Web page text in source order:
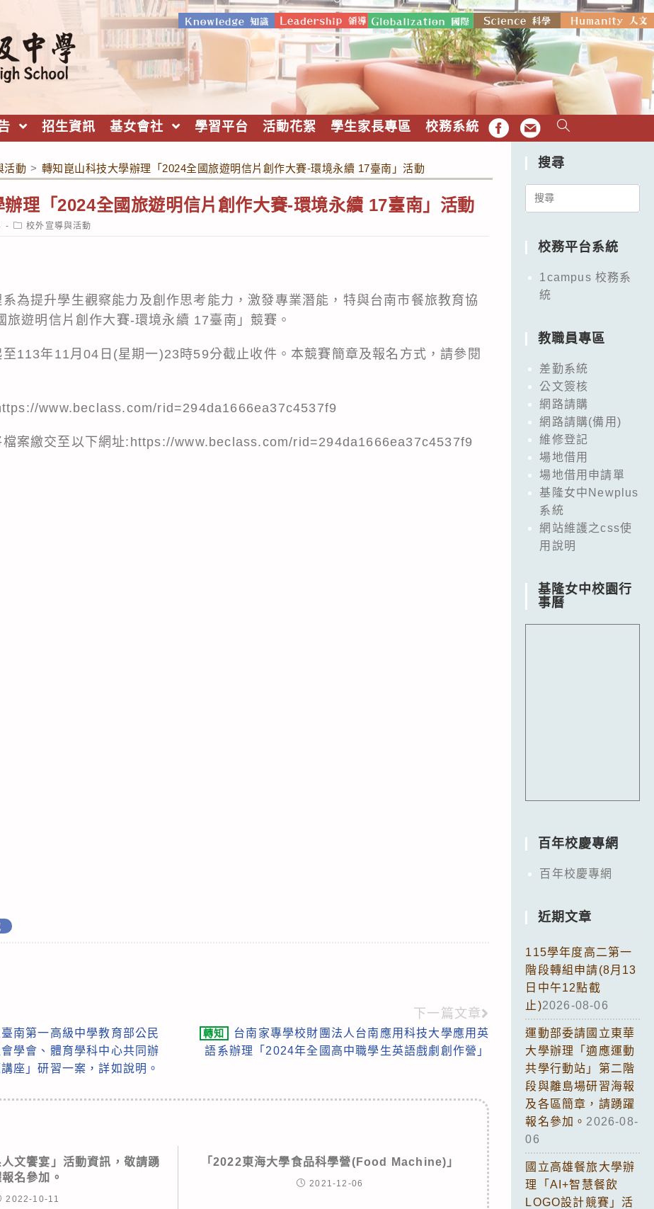
招生資訊 基女會社 學習平台 活動花絮 學生家長專區 校務系統 FB EMAIL
活動 > 轉知崑山科技大學辦理「2024全國旅遊明信片創作大賽-環境永續 17臺南」活動
辦理「2024全國旅遊明信片創作大賽-環境永續 17臺南」活動
Post
category:
校外宣導與活動
為提升學生觀察能力及創作思考能力，激發專業潛能，特與台南市餐旅教育協
旅遊明信片創作大賽-環境永續 17臺南」競賽。
113年11月04日(星期一)23時59分截止收件。本競賽簡章及報名方式，請參閱
www.beclass.com/rid=294da1666ea37c4537f9
檔案繳交至以下網址:https://www.beclass.com/rid=294da1666ea37c4537f9
南第一高級中學教育部公民
學會、體育學科中心共同辦
座」研習一案，詳如說明。
下一篇文章
轉知
台南家專學校財團法人台南應用科技大學應用英
語系辦理「2024年全國高中職學生英語戲劇創作營」
人文饗宴」活動資訊，敬請踴
報名參加。
2022-10-11
「2022東海大學食品科學營(Food Machine)」
2021-12-06
搜尋
Search
校務平台系統
1campus 校務系
統
教職員專區
差勤系統
公文簽核
網路請購
網路請購(備用)
維修登記
場地借用
場地借用申請單
基隆女中Newplus
系統
網站維護之css使
用說明
基隆女中校園行
事曆
百年校慶專網
百年校慶專網
近期文章
115學年度高二第一
階段轉組申請(8月13
日中午12點截
止)2026-08-06
運動部委請國立東華
大學辦理「適應運動
共學行動站」第二階
段與離島場研習海報
及各區簡章，請踴躍
報名參加。 2026-08-
06
國立高雄餐旅大學辦
理「AI+智慧餐飲
LOGO設計競賽」活